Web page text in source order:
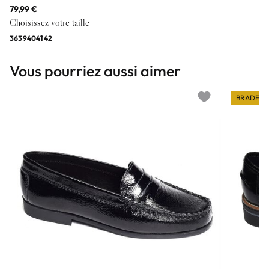
79,99 €
Choisissez votre taille
3639404142
Vous pourriez aussi aimer